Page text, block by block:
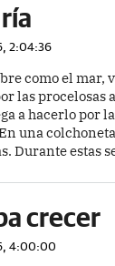
2:04:36
como el mar,
las procelosas
a hacerlo por
una
Durante estas
crecer
4:00:00